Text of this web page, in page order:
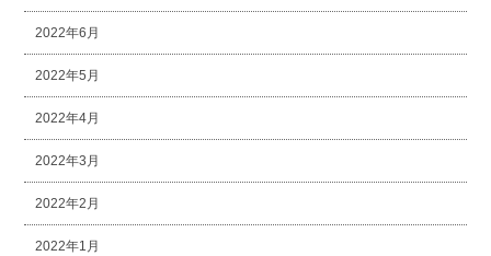
2022年6月
2022年5月
2022年4月
2022年3月
2022年2月
2022年1月